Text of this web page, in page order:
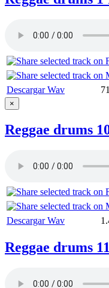
Descargar Wav
×
Reggae drums
Descargar Wav
Reggae drums